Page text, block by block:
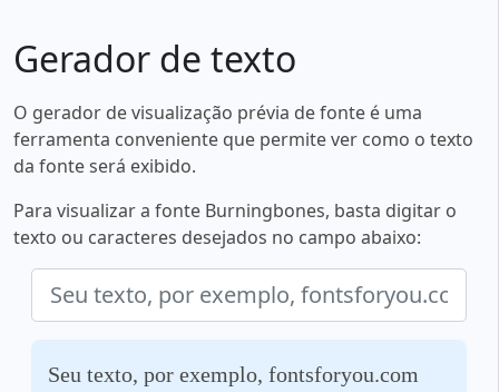
Gerador de texto
O gerador de visualização prévia de fonte é uma
ferramenta conveniente que permite ver como o texto
da fonte será exibido.
Para visualizar a fonte Burningbones, basta digitar o
texto ou caracteres desejados no campo abaixo:
Seu texto, por exemplo, fontsforyou.com